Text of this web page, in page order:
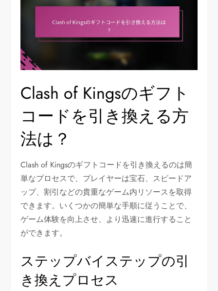
Clash of Kingsのギフト
コードを引き換える方
法は？
Clash of Kingsのギフトコードを引き換えるのは簡
単なプロセスで、プレイヤーは宝石、スピードア
ップ、割引などの貴重なゲーム内リソースを取得
できます。いくつかの簡単な手順に従うことで、
ゲーム体験を向上させ、より迅速に進行すること
ができます。
ステップバイステップの引
き換えプロセス